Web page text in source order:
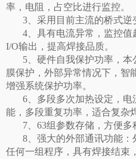
率，电阻，占空比进行监控。
3、采用目前主流的桥式逆
4、具有电流异常，监控值
I/O输出，提高焊接品质。
5、硬件自我保护功率，本
膜保护，外部异常情况下，智
增强系统保护功率。
6、多段多次加热设定，电
能，多段重复功率，适合复杂
7、63组参数存储，方便多
8、强大的外部通讯功能：
任何一组程序，具有焊接结束